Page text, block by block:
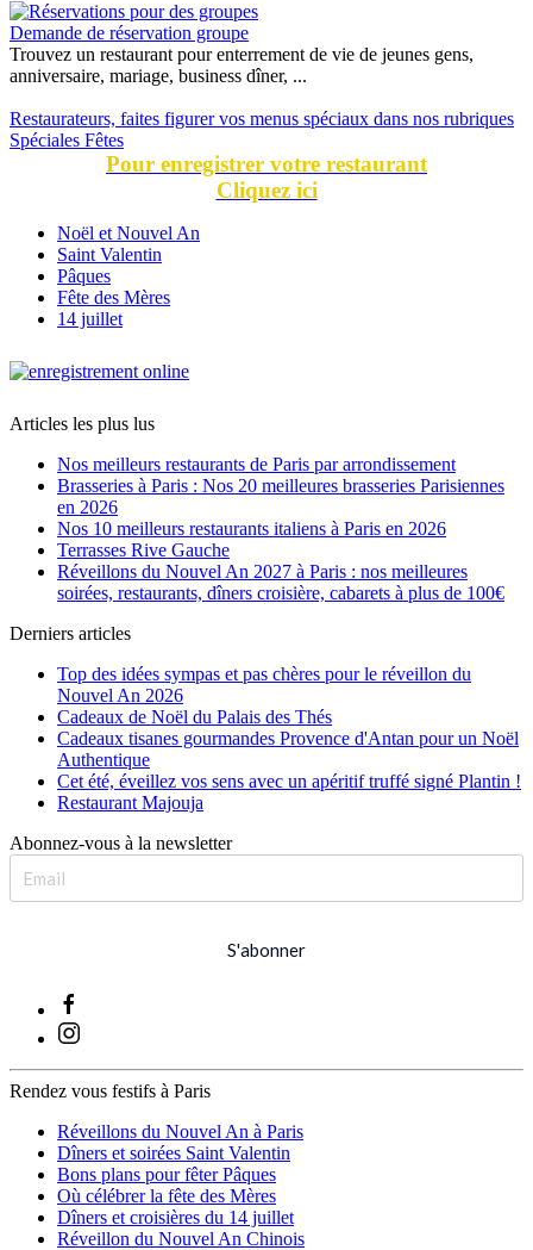
Demande de réservation groupe
Trouvez un restaurant pour enterrement de vie de jeunes gens,
anniversaire, mariage, business dîner, ...
Restaurateurs, faites figurer vos menus spéciaux dans nos rubriques
Spéciales Fêtes
Pour enregistrer votre restaurant
Cliquez ici
Noël et Nouvel An
Saint Valentin
Pâques
Fête des Mères
14 juillet
Articles les plus lus
Nos meilleurs restaurants de Paris par arrondissement
Brasseries à Paris : Nos 20 meilleures brasseries Parisiennes
en 2026
Nos 10 meilleurs restaurants italiens à Paris en 2026
Terrasses Rive Gauche
Réveillons du Nouvel An 2027 à Paris : nos meilleures
soirées, restaurants, dîners croisière, cabarets à plus de 100€
Derniers articles
Top des idées sympas et pas chères pour le réveillon du
Nouvel An 2026
Cadeaux de Noël du Palais des Thés
Cadeaux tisanes gourmandes Provence d'Antan pour un Noël
Authentique
Cet été, éveillez vos sens avec un apéritif truffé signé Plantin !
Restaurant Majouja
Abonnez-vous à la newsletter
S'abonner
Rendez vous festifs à Paris
Réveillons du Nouvel An à Paris
Dîners et soirées Saint Valentin
Bons plans pour fêter Pâques
Où célébrer la fête des Mères
Dîners et croisières du 14 juillet
Réveillon du Nouvel An Chinois